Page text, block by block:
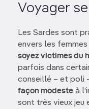
Voyager
Les Sardes sont
envers les
soyez victimes du
parfois dans
conseillé – et poli
façon modeste à
sont très vieux jeu